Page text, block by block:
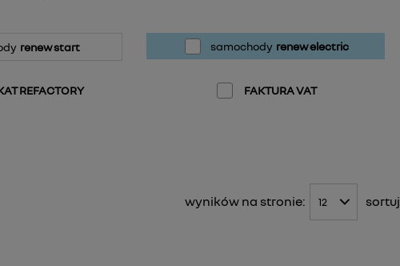
renew start samochody renew electric
REFACTORY FAKTURA VAT
wyników na stronie: sortuj